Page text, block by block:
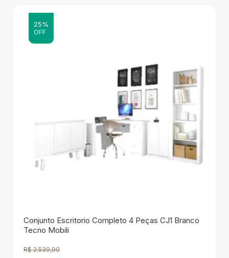
25%
OFF
Conjunto Escritorio Completo 4 Peças CJ1 Branco
Tecno Mobili
R$ 2.539,90